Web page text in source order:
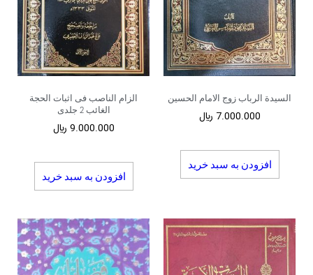
السیدة الرباب زوج الامام الحسین
7.000.000 ﷼
افزودن به سبد خرید
الزام الناصب فی اثبات الحجة
الغائب 2 جلدی
9.000.000 ﷼
افزودن به سبد خرید